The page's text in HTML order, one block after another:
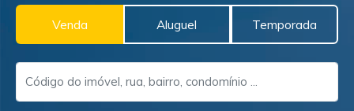
Venda Aluguel Temporada